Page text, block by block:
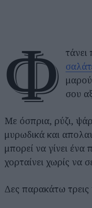
Φ
τάνει
σου
Με όσπρια, ρύζι,
μυρωδικά και
μπορεί να γίνει
χορταίνει χωρίς να
Δες παρακάτω τρεις